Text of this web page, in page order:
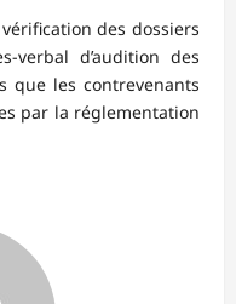
des dossiers
verbal d’audition des
que les contrevenants
par la réglementation